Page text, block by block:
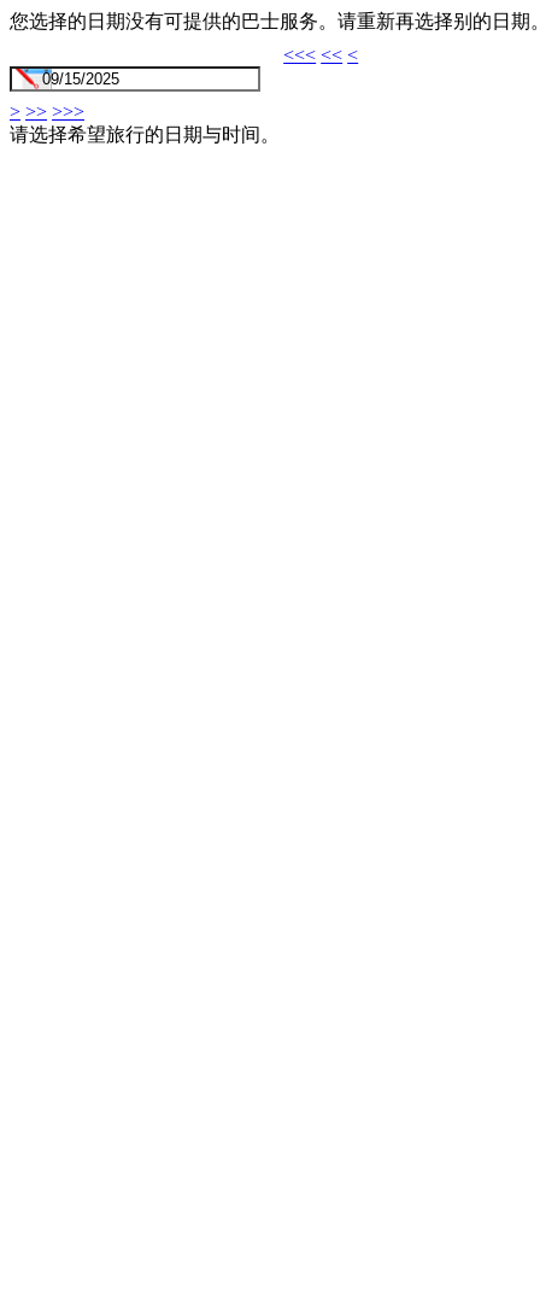
您选择的日期没有可提供的巴士服务。请重新再选择别的日期
<<< << <
> >> >>>
请选择希望旅行的日期与时间。